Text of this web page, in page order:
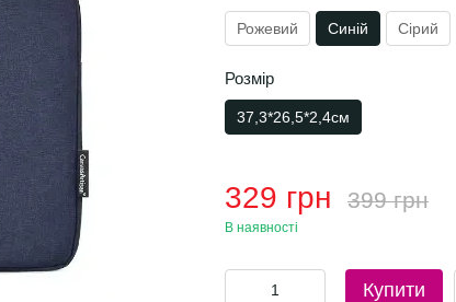
Рожевий Синій Сірий
Розмір
37,3*26,5*2,4см
329 грн 399 грн
В наявності
Купити